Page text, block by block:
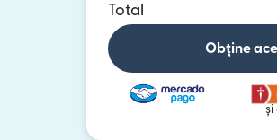
Total
Obține
și